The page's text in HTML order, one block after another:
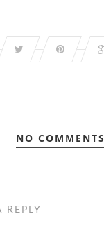
NO COMMENTS
REPLY